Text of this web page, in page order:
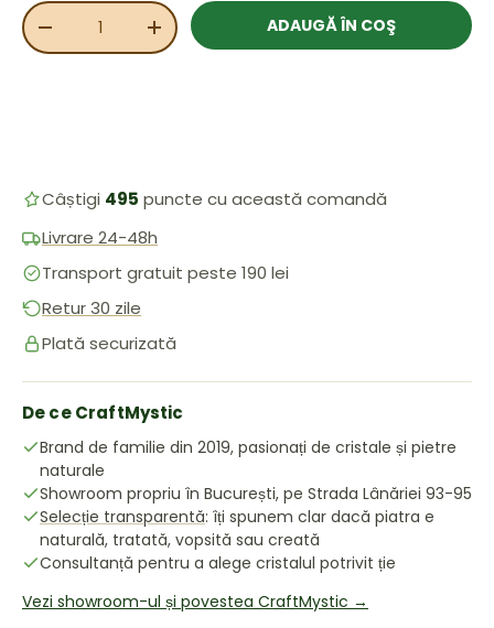
Cant.
REDUCEȚI CANTITATEAMĂRIȚI CANTITATEAADAUGĂ ÎN COŞ
Câștigi 495 puncte cu această comandă
Livrare 24-48h
Transport gratuit peste 190 lei
Retur 30 zile
Plată securizată
De ce CraftMystic
Brand de familie din 2019, pasionați de cristale și pietre
naturale
Showroom propriu în București, pe Strada Lânăriei 93-95
Selecție transparentă: îți spunem clar dacă piatra e
naturală, tratată, vopsită sau creată
Consultanță pentru a alege cristalul potrivit ție
Vezi showroom-ul și povestea CraftMystic →